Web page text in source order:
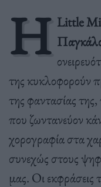
Η Little
της κυκλοφορούν
της φαντασίας της,
που ζωντανεύον
χορογραφία στα
συνεχώς στους
μας. Οι